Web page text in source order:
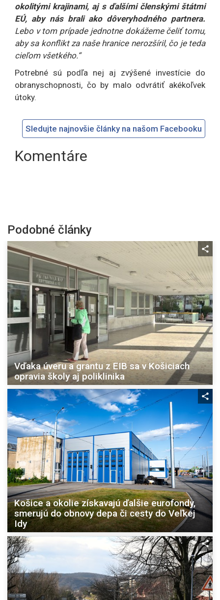
okolitými krajinami, aj s ďalšími členskými štátmi
EÚ, aby nás brali ako dôveryhodného partnera.
Lebo v tom prípade jednotne dokážeme čeliť tomu,
aby sa konflikt za naše hranice nerozšíril, čo je teda
cieľom všetkého.“
Potrebné sú podľa nej aj zvýšené investície do
obranyschopnosti, čo by malo odvrátiť akékoľvek
útoky.
Sledujte najnovšie články na našom Facebooku
Komentáre
Podobné články
Vďaka úveru a grantu z EIB sa v Košiciach
opravia školy aj poliklinika
Košice a okolie získavajú ďalšie eurofondy,
smerujú do obnovy depa či cesty do Veľkej
Idy